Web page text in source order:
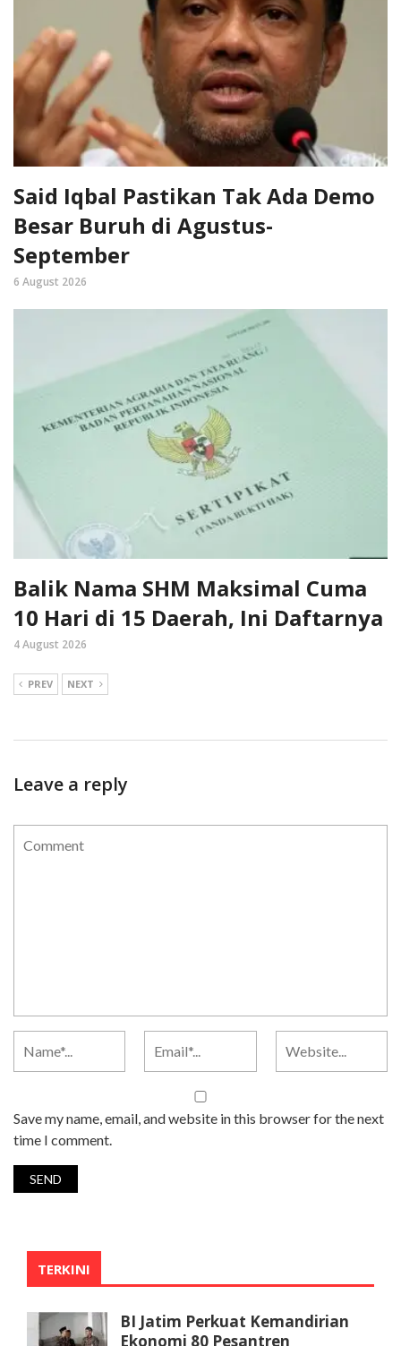
Said Iqbal Pastikan Tak Ada Demo
Besar Buruh di Agustus-
September
6 August 2026
Balik Nama SHM Maksimal Cuma
10 Hari di 15 Daerah, Ini Daftarnya
4 August 2026
PREV NEXT
Leave a reply
Save my name, email, and website in this browser for the next
time I comment.
TERKINI
BI Jatim Perkuat Kemandirian
Ekonomi 80 Pesantren